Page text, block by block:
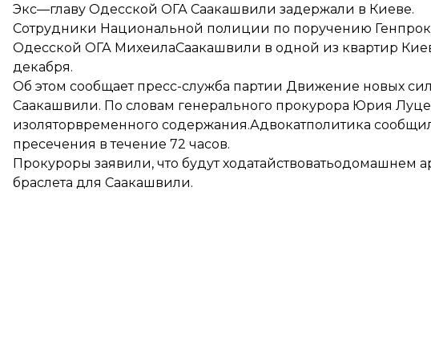
Экс—главу Одесской ОГА Саакашвили задержали в Киеве.
Сотрудники Национальной полиции по поручению
Одесской ОГА МихеилаСаакашвили в одной из квартир
декабря.
Об этом сообщаетпресс-служба партии Движение новых
Саакашвили. По словам генерального прокурора Юрия
изоляторвременного содержания.Адвокатполитика
пресечения в течение 72 часов.
Прокуроры заявили, что будут ходатайствоватьодомашнем
браслета для Саакашвили.